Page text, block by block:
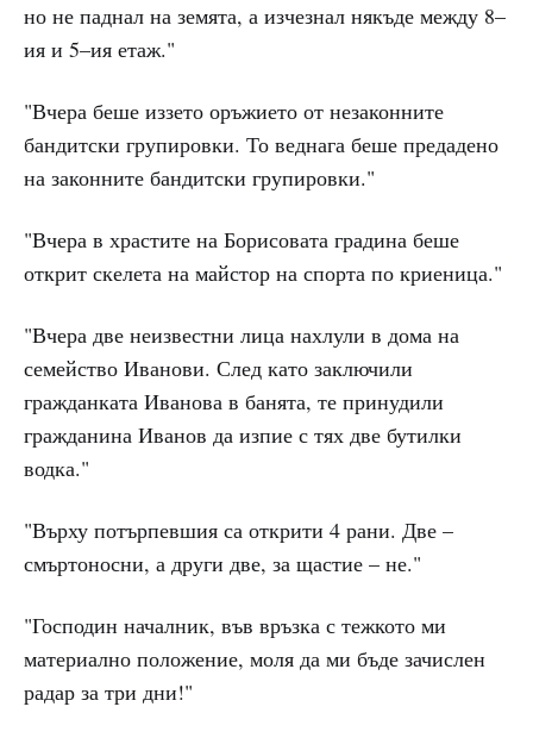
но не паднал на земята, а изчезнал някъде между 8–
ия и 5–ия етаж."
"Вчера беше иззето оръжието от незаконните
бандитски групировки. То веднага беше предадено
на законните бандитски групировки."
"Вчера в храстите на Борисовата градина беше
открит скелета на майстор на спорта по криеница."
"Вчера две неизвестни лица нахлули в дома на
семейство Иванови. След като заключили
гражданката Иванова в банята, те принудили
гражданина Иванов да изпие с тях две бутилки
водка."
"Върху потърпевшия са открити 4 рани. Две –
смъртоносни, а други две, за щастие – не."
"Господин началник, във връзка с тежкото ми
материално положение, моля да ми бъде зачислен
радар за три дни!"